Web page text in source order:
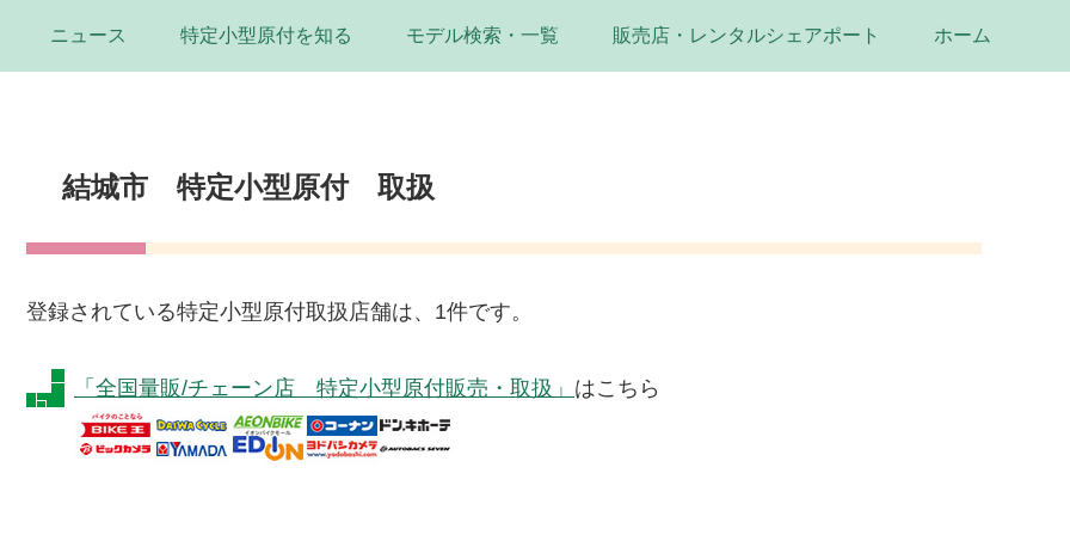
ニュース 特定小型原付を知る モデル検索・一覧 販売店・レンタルシェアポート ホーム
結城市 特定小型原付 取扱
登録されている特定小型原付取扱店舗は、1件です。
「全国量販/チェーン店 特定小型原付販売・取扱」 はこちら